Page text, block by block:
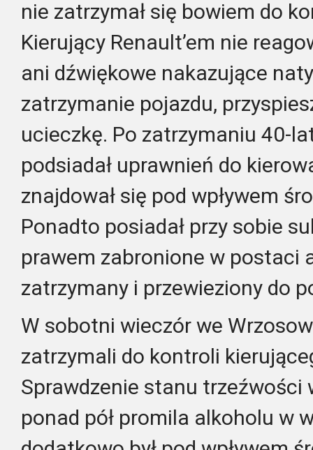
nie zatrzymał się bowiem do
Kierujący Renault’em nie
ani dźwiękowe nakazujące
zatrzymanie pojazdu,
ucieczkę. Po zatrzymaniu 40-
podsiadał uprawnień do
znajdował się pod wpływem
Ponadto posiadał przy sobie
prawem zabronione w postaci
zatrzymany i przewieziony do
W sobotni wieczór we
zatrzymali do kontroli
Sprawdzenie stanu trzeźwości
ponad pół promila alkoholu w